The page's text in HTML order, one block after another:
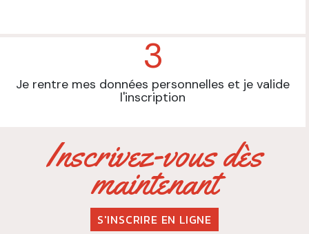
3
Je rentre mes données personnelles et je valide
l'inscription
Inscrivez-vous dès
maintenant
S'INSCRIRE EN LIGNE